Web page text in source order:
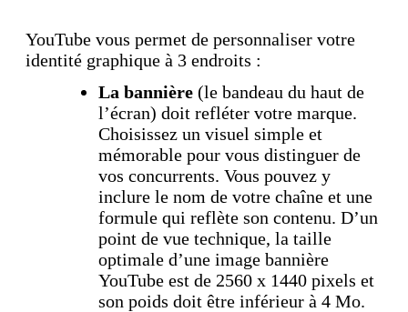
YouTube vous permet de personnaliser votre
identité graphique à 3 endroits :
La bannière (le bandeau du haut de
l’écran) doit refléter votre marque.
Choisissez un visuel simple et
mémorable pour vous distinguer de
vos concurrents. Vous pouvez y
inclure le nom de votre chaîne et une
formule qui reflète son contenu. D’un
point de vue technique, la taille
optimale d’une image bannière
YouTube est de 2560 x 1440 pixels et
son poids doit être inférieur à 4 Mo.